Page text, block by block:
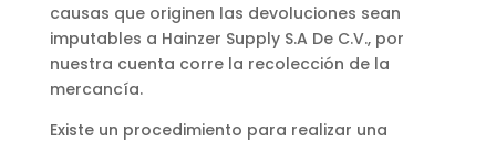
causas que originen las devoluciones sean
imputables a Hainzer Supply S.A De C.V., por
nuestra cuenta corre la recolección de la
mercancía.
Existe un procedimiento para realizar una